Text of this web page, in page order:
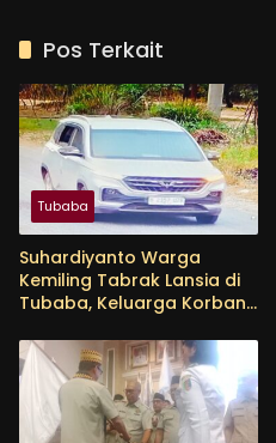
Pos Terkait
Tubaba
Suhardiyanto Warga
Kemiling Tabrak Lansia di
Tubaba, Keluarga Korban